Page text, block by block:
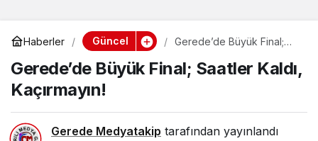
Haberler Güncel
Gerede’de Büyük Final;
Gerede’de Büyük Final; Saatler Kaldı,
Kaçırmayın!
Gerede Medyatakip tarafından yayınlandı